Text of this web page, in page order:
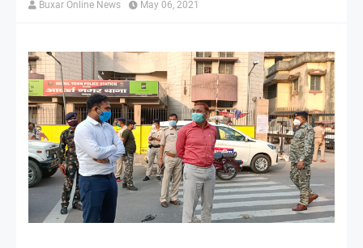
Buxar Online News May 06, 2021